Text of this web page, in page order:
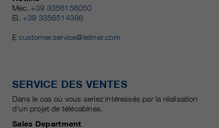
Mec. +39 3356156050
El. +39 3356514386
Ecustomer.service@leitner.com
SERVICE DES VENTES
Dans le cas où vous seriez intéressés par la réalisation
d'un projet de télécabines.
Sales Department